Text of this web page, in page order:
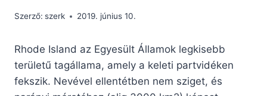
Szerző: szerk 2019. június 10.
Rhode Island az Egyesült Államok legkisebb
területű tagállama, amely a keleti partvidéken
fekszik. Nevével ellentétben nem sziget, és